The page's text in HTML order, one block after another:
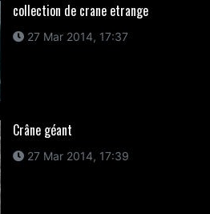
collection de crane etrange
27 Mar 2014, 17:37
Crâne géant
27 Mar 2014, 17:39